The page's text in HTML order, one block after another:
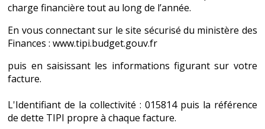
charge financière tout au long de l’année.
En vous connectant sur le site sécurisé du ministère des
Finances :www.tipi.budget.gouv.fr
puis en saisissant les informations figurant sur votre
facture.
L'Identifiant de la collectivité : 015814 puis la référence
de dette TIPI propre à chaque facture.